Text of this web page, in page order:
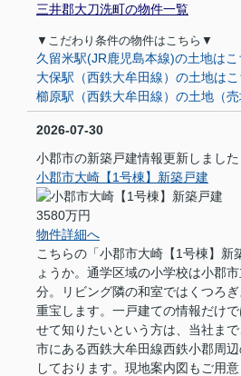
三井郡大刀洗町の物件一覧
▼ こだわり条件の物件はこちら ▼
久留米駅(JR鹿児島本線)の土地はこ
大保駅（西鉄大牟田線）の土地はこ
櫛原駅（西鉄大牟田線）の土地（
2026-07-30
小郡市の新築戸建情報更新しました
小郡市大崎【1号棟】新築戸建
3580万円
物件詳細へ
こちらの「小郡市大崎【1号棟】新
ょうか。通学区域の小学校は小郡
分。リビング隣の和室ではくつろ
重宝します。一戸建ての情報だけ
せて知りたいという方は、当社ま
市にある西鉄大牟田線西鉄小郡周
しております。現地案内図もご用